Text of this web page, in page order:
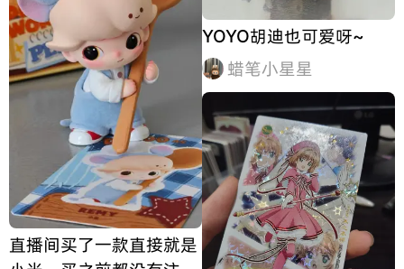
直播间买了一款直接就是
YOYO胡迪也可爱呀~
蜡笔小星星